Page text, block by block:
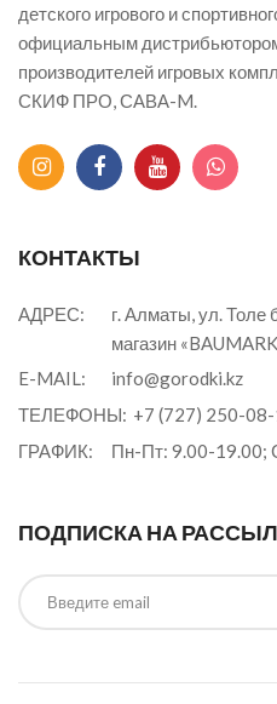
детского игрового и
официальным
производителей игровых
СКИФ ПРО, САВА-M.
КОНТАКТЫ
АДРЕС:
г. Алматы, ул. Толе
магазин
E-MAIL:
info@gorodki.kz
ТЕЛЕФОНЫ: +7 (727) 250-
ГРАФИК:
Пн-Пт: 9.00-19.00;
ПОДПИСКА НА